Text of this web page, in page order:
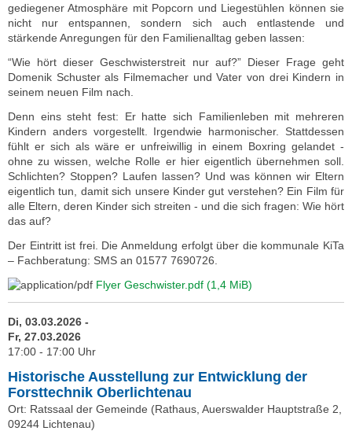
gediegener Atmosphäre mit Popcorn und Liegestühlen können sie
nicht nur entspannen, sondern sich auch entlastende und
stärkende Anregungen für den Familienalltag geben lassen:
“Wie hört dieser Geschwisterstreit nur auf?” Dieser Frage geht
Domenik Schuster als Filmemacher und Vater von drei Kindern in
seinem neuen Film nach.
Denn eins steht fest: Er hatte sich Familienleben mit mehreren
Kindern anders vorgestellt. Irgendwie harmonischer. Stattdessen
fühlt er sich als wäre er unfreiwillig in einem Boxring gelandet -
ohne zu wissen, welche Rolle er hier eigentlich übernehmen soll.
Schlichten? Stoppen? Laufen lassen? Und was können wir Eltern
eigentlich tun, damit sich unsere Kinder gut verstehen? Ein Film für
alle Eltern, deren Kinder sich streiten - und die sich fragen: Wie hört
das auf?
Der Eintritt ist frei. Die Anmeldung erfolgt über die kommunale KiTa
– Fachberatung: SMS an 01577 7690726.
Flyer Geschwister.pdf (1,4 MiB)
Di, 03.03.2026 -
Fr, 27.03.2026
17:00 - 17:00 Uhr
Historische Ausstellung zur Entwicklung der
Forsttechnik Oberlichtenau
Ort: Ratssaal der Gemeinde (Rathaus, Auerswalder Hauptstraße 2,
09244 Lichtenau)